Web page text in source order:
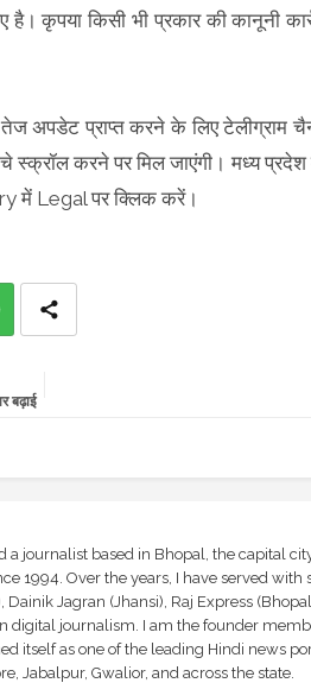
कृपया किसी भी प्रकार की कानूनी
अपडेट प्राप्त करने के लिए टेलीग्राम
स्क्रॉल करने पर मिल जाएंगी। मध्य
में Legal पर क्लिक करें।
बढ़ाई
journalist based in Bhopal, the capital
1994. Over the years, I have served
Jagran (Jhansi), Raj Express
digital journalism. I am the founder
itself as one of the leading Hindi news
Jabalpur, Gwalior, and across the state.